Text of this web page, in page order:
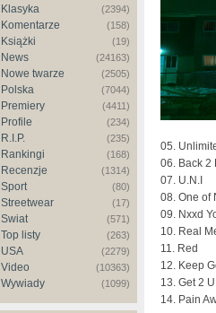
Klasyka (2394)
Komentarze (158)
Książki (19)
News (24163)
Nowe twarze (2505)
Polska (7044)
Premiery (4411)
Profile (234)
R.I.P. (235)
Rankingi (168)
Recenzje (1314)
Sport (80)
Streetwear (17)
Świat (571)
Top listy (263)
USA (2279)
Video (10363)
Wywiady (1099)
05.
06. Back 2
07. U.N.I
08. One of
09. Nxxd
10. Real
11. Red
12. Keep
13. Get 2 U
14. Pain